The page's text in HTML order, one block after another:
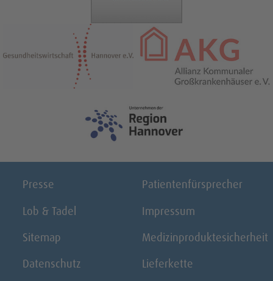
Presse
Lob & Tadel
Sitemap
Datenschutz
Patientenfürsprecher
Impressum
Medizinproduktesicherheit
Lieferkette